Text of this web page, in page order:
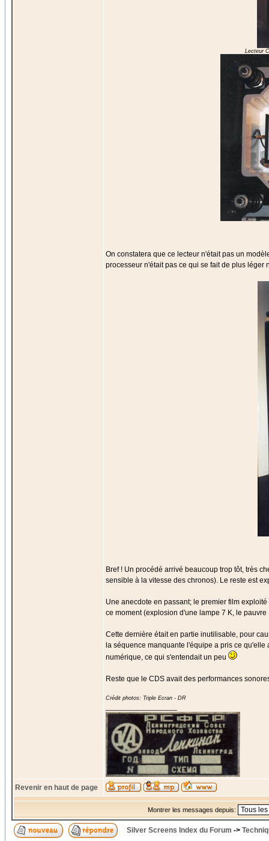
Lecteur
On constatera que ce lecteur n'était pas un
processeur n'était pas ce qui se fait de plus léger
Bref ! Un procédé arrivé beaucoup trop tôt, très
sensible à la vitesse des chronos). Le reste est
Une anecdote en passant; le premier film
ce moment (explosion d'une lampe 7 K, le
Cette dernière était en partie inutilisable, pour
la séquence manquante l'équipe a pris ce
numérique, ce qui s'entendait un peu
Reste que le CDS avait des performances
Crédit photos: Triple Ecran - DR
Revenir en haut de page
Montrer les messages depuis:
Silver Screens Index du Forum ->